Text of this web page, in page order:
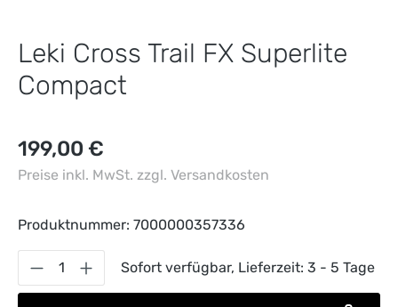
Leki Cross Trail FX Superlite
Compact
Regulärer Preis:
199,00 €
Preise inkl. MwSt. zzgl. Versandkosten
Produktnummer: 7000000357336
Produkt Anzahl: Gib den gewünschten
Sofort verfügbar, Lieferzeit: 3 - 5 Tage